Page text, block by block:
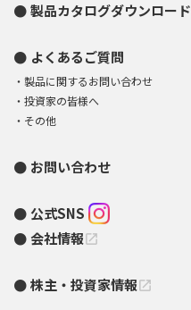
製品カタログダウンロード
よくあるご質問
製品に関するお問い合わせ
投資家の皆様へ
その他
お問い合わせ
公式SNS
会社情報open_in_new
株主・投資家情報open_in_new